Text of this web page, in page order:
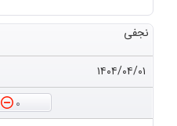
نجفی
۱۴۰۴/۰۴/۰۱
0